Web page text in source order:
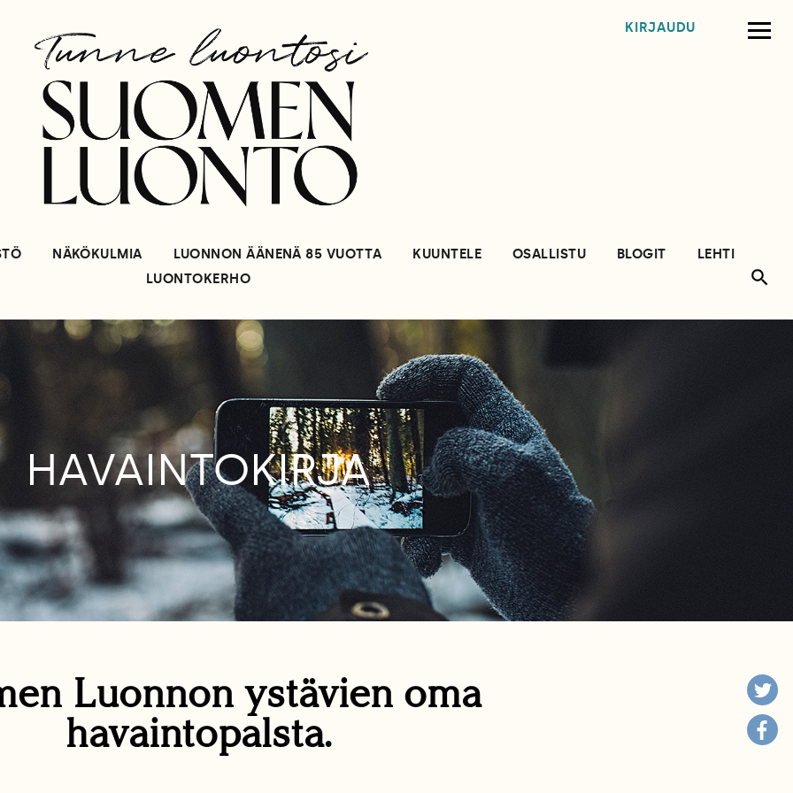
KIRJAUDU
NÄKÖKULMIA LUONNON ÄÄNENÄ 85 VUOTTA KUUNTELE OSALLISTU BLOGIT
LEHTI
LUONTOKERHO
HAVAINTOKIRJA
Luonnon ystävien oma
havaintopalsta.